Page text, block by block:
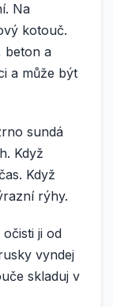
Na
kotouč.
beton a
a může být
sundá
Když
Když
rýhy.
ji od
vyndej
skladuj v